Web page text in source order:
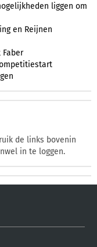
liggen om
en Reijnen
Faber
de links bovenin
in te loggen.